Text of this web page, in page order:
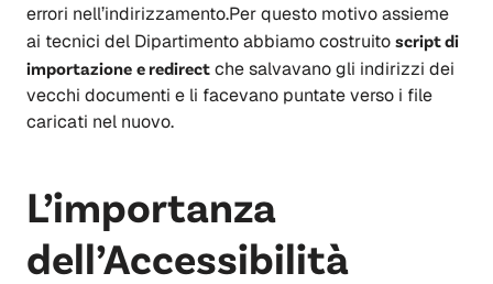
errori nell’indirizzamento.Per questo motivo assieme
ai tecnici del Dipartimento abbiamo costruito script di
importazione e redirect che salvavano gli indirizzi dei
vecchi documenti e li facevano puntate verso i file
caricati nel nuovo.
L’importanza
dell’Accessibilità